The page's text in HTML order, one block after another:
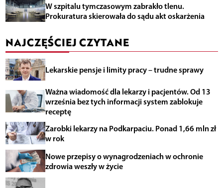
W szpitalu tymczasowym zabrakło tlenu.
Prokuratura skierowała do sądu akt oskarżenia
NAJCZĘŚCIEJ CZYTANE
Lekarskie pensje i limity pracy – trudne sprawy
Ważna wiadomość dla lekarzy i pacjentów. Od 13
września bez tych informacji system zablokuje
receptę
Zarobki lekarzy na Podkarpaciu. Ponad 1,66 mln zł
w rok
Nowe przepisy o wynagrodzeniach w ochronie
zdrowia weszły w życie